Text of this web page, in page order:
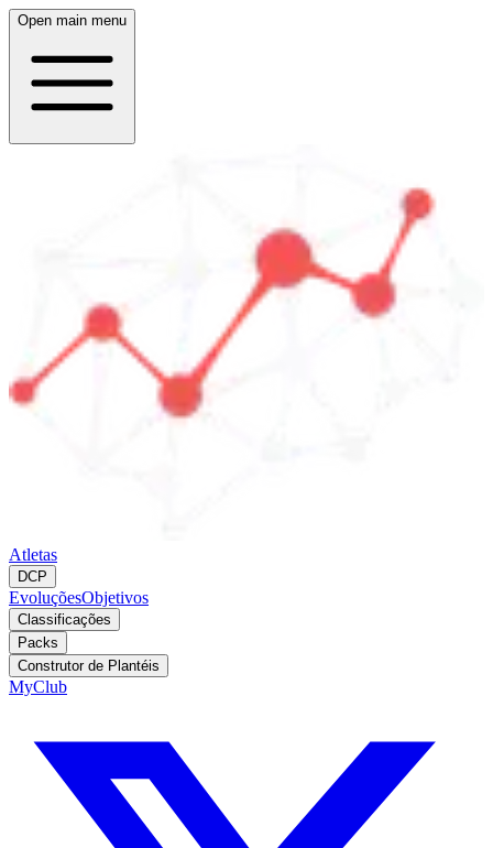
Open main menu
Atletas
DCP
EvoluçõesObjetivos
Classificações
Packs
Construtor de Plantéis
MyClub